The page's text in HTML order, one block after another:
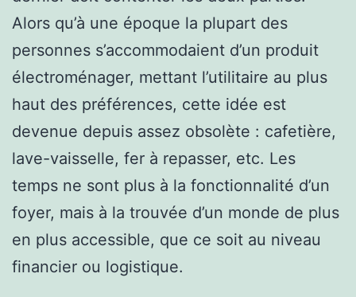
Alors qu’à une époque la plupart des
personnes s’accommodaient d’un produit
électroménager, mettant l’utilitaire au plus
haut des préférences, cette idée est
devenue depuis assez obsolète : cafetière,
lave-vaisselle, fer à repasser, etc. Les
temps ne sont plus à la fonctionnalité d’un
foyer, mais à la trouvée d’un monde de plus
en plus accessible, que ce soit au niveau
financier ou logistique.